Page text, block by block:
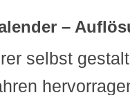
–
selbst